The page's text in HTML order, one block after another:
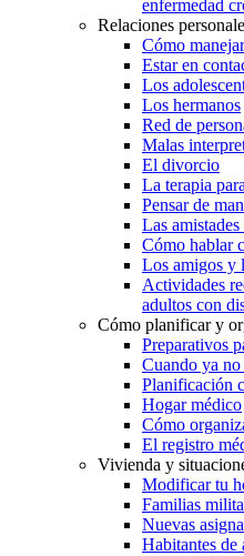
enfermedad
Relaciones
Cómo
Estar en
Los
Los hermanos
Red de
Malas
El divorcio
La terapia
Pensar de
Las
Cómo hablar
Los amigos y
Actividades
adultos con
Cómo planificar y
Preparativos
Cuando ya
Planificación
Hogar médico
Cómo
El registro
Vivienda y
Modificar tu
Familias
Nuevas
Habitantes de